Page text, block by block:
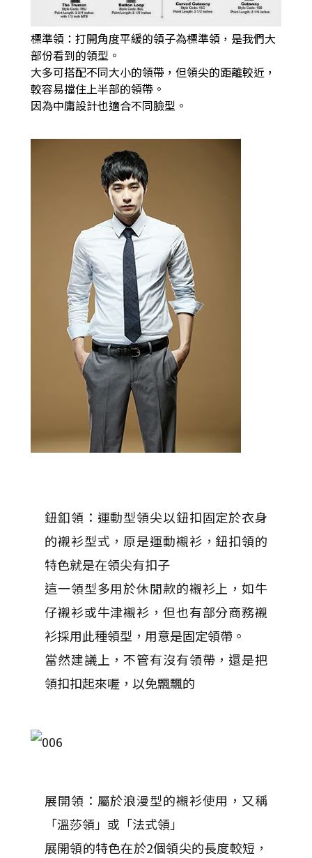
標準領：打開角度平緩的領子為標準領，是我們大
部份看到的領型。
大多可搭配不同大小的領帶，但領尖的距離較近，
較容易擋住上半部的領帶。
因為中庸設計也適合不同臉型。
鈕釦領：運動型領尖以鈕扣固定於衣身
的襯衫型式，原是運動襯衫，鈕扣領的
特色就是在領尖有扣子
這一領型多用於休閒款的襯衫上，如牛
仔襯衫或牛津襯衫，但也有部分商務襯
衫採用此種領型，用意是固定領帶。
當然建議上，不管有沒有領帶，還是把
領扣扣起來喔，以免飄飄的
展開領：屬於浪漫型的襯衫使用，又稱
「溫莎領」或「法式領」
展開領的特色在於2個領尖的長度較短，